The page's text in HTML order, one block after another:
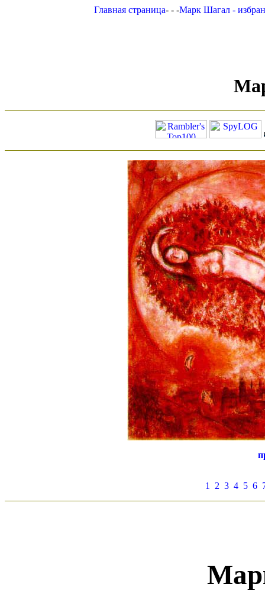
Главная страница- - -Марк Шагал -
1 2 3 4 5 6